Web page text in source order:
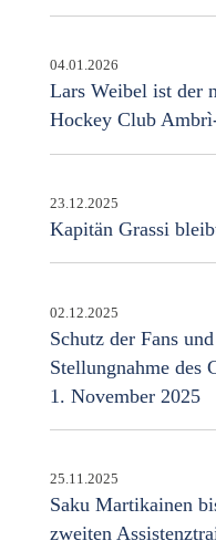
04.01.2026
Lars Weibel ist der
Hockey Club
23.12.2025
Kapitän Grassi
02.12.2025
Schutz der Fans
Stellungnahme des
1. November 2025
25.11.2025
Saku Martikainen
zweiten